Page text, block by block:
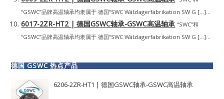
“GSWC”品牌高温轴承均隶属于 德国“SWC Wälzlagerfabrikation SW G […]...
6017-2ZR-HT2 | 德国GSWC轴承-GSWC高温轴承 “SWC”和
“GSWC”品牌高温轴承均隶属于 德国“SWC Wälzlagerfabrikation SW G […]...
德国 GSWC 热点产品
6206-2ZR-HT1 | 德国GSWC轴承-GSWC高温轴承